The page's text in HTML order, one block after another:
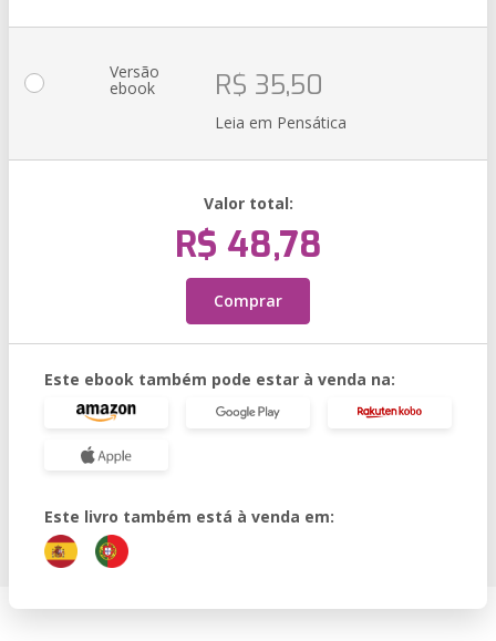
Versão
ebook R$ 35,50
Leia em Pensática
Valor total:
R$ 48,78
Comprar
Este ebook também pode estar à venda na:
Este livro também está à venda em: